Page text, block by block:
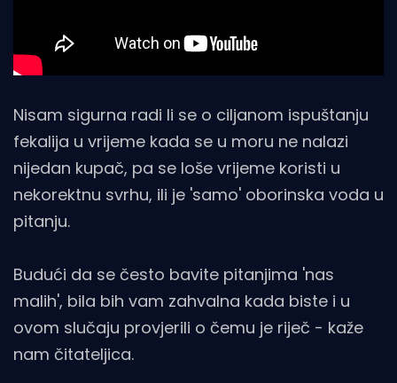
Nisam sigurna radi li se o ciljanom ispuštanju
fekalija u vrijeme kada se u moru ne nalazi
nijedan kupač, pa se loše vrijeme koristi u
nekorektnu svrhu, ili je 'samo' oborinska voda u
pitanju.
Budući da se često bavite pitanjima 'nas
malih', bila bih vam zahvalna kada biste i u
ovom slučaju provjerili o čemu je riječ - kaže
nam čitateljica.